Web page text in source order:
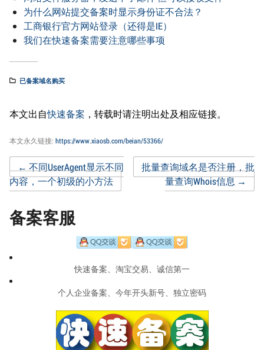
为什么网站提交备案时显示身份证不合法？
工商银行官方网站登录（还得是IE）
我们在快速备案需要注意哪些事项
已备案域名购买
本文出自快速备案 ，转载时请注明出处及相应链接。
本文永久链接: https://www.xiaosb.com/beian/53366/
Post
navigation
← 不同UserAgent显示不同
内容，一个初级的小方法
批量查询域名是否注册，批
量查询Whois信息→
备案客服
快速备案、淘宝交易、诚信第一
个人企业备案、今年开头新号、独立密码